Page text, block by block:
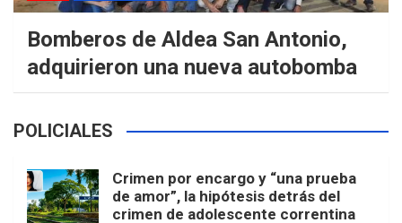
Bomberos de Aldea San Antonio,
adquirieron una nueva autobomba
POLICIALES
Crimen por encargo y “una prueba
de amor”, la hipótesis detrás del
crimen de adolescente correntina